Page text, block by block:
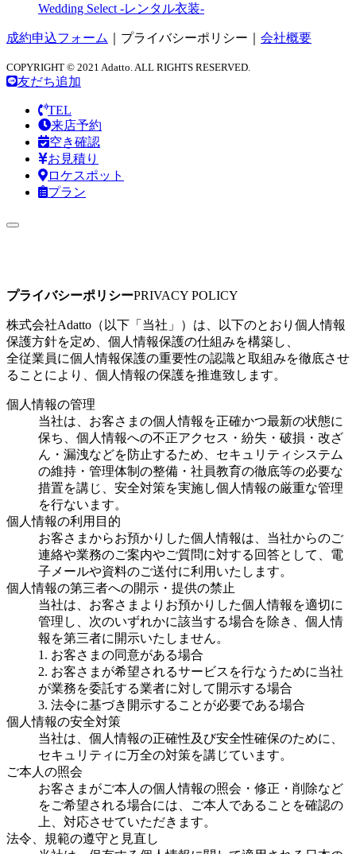
Wedding Select -レンタル衣装-
成約申込フォーム プライバシーポリシー 会社概要
COPYRIGHT © 2021 Adatto. ALL RIGHTS RESERVED.
友だち追加
TEL
来店予約
空き確認
お見積り
ロケスポット
プラン
プライバシーポリシーPRIVACY POLICY
株式会社Adatto（以下「当社」）は、以下のとおり個人情報
保護方針を定め、個人情報保護の仕組みを構築し、
全従業員に個人情報保護の重要性の認識と取組みを徹底させ
ることにより、個人情報の保護を推進致します。
個人情報の管理
当社は、お客さまの個人情報を正確かつ最新の状態に
保ち、個人情報への不正アクセス・紛失・破損・改ざ
ん・漏洩などを防止するため、セキュリティシステム
の維持・管理体制の整備・社員教育の徹底等の必要な
措置を講じ、安全対策を実施し個人情報の厳重な管理
を行ないます。
個人情報の利用目的
お客さまからお預かりした個人情報は、当社からのご
連絡や業務のご案内やご質問に対する回答として、電
子メールや資料のご送付に利用いたします。
個人情報の第三者への開示・提供の禁止
当社は、お客さまよりお預かりした個人情報を適切に
管理し、次のいずれかに該当する場合を除き、個人情
報を第三者に開示いたしません。
1. お客さまの同意がある場合
2. お客さまが希望されるサービスを行なうために当社
が業務を委託する業者に対して開示する場合
3. 法令に基づき開示することが必要である場合
個人情報の安全対策
当社は、個人情報の正確性及び安全性確保のために、
セキュリティに万全の対策を講じています。
ご本人の照会
お客さまがご本人の個人情報の照会・修正・削除など
をご希望される場合には、ご本人であることを確認の
上、対応させていただきます。
法令、規範の遵守と見直し